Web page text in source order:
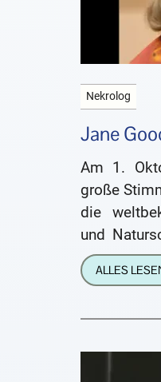
Nekrolog
Jane
Am 1.
große
die
und
91 Jahren in
ALLES